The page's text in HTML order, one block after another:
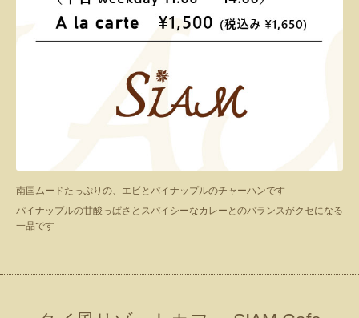
南国ムードたっぷりの、エビとパイナップルのチャーハンです
パイナップルの甘酸っぱさとスパイシーなカレーとのバランスがクセになる
一品です